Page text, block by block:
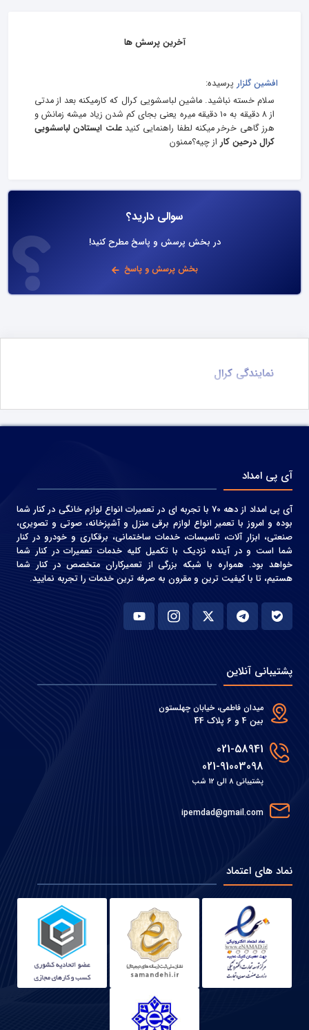
آخرین پرسش ها
افشین گلزار پرسیده:
سلام خسته نباشید. ماشین لباسشویی کرال که کارمیکنه بعد از مدتی
از ۸ دقیقه به ۱۰ دقیقه میره یعنی بجای کم شدن زیاد میشه زمانش و
هرز گاهی خرخر میکنه لطفا راهنمایی کنیدعلت ایستادن لباسشویی
کرال درحین کار از چیه؟ممنون
سوالی دارید؟
در بخش پرسش و پاسخ مطرح کنید!
بخش پرسش و پاسخ
نمایندگی کرال
آی پی امداد
آی پی امداد از دهه 70 با تجربه ای در تعمیرات انواع لوازم خانگی در کنار شما
بوده و امروز با تعمیر انواع لوازم برقی منزل و آشپزخانه، صوتی و‌ تصویری،
صنعتی، ابزار آلات، تاسیسات، خدمات ساختمانی، برقکاری و خودرو در کنار
شما است و در آینده نزدیک با تکمیل کلیه خدمات تعمیرات در کنار شما
خواهد بود. همواره با شبکه بزرگی از تعمیرکاران متخصص در کنار شما
هستیم، تا با کیفیت ترین و مقرون به صرفه ترین خدمات را تجربه نمایید.
پشتیبانی آنلاین
میدان فاطمی، خیابان چهلستون
بین 4 و 6 پلاک 44
021-58941
021-91003098
پشتیبانی 8 الی 12 شب
ipemdad@gmail.com
نماد های اعتماد